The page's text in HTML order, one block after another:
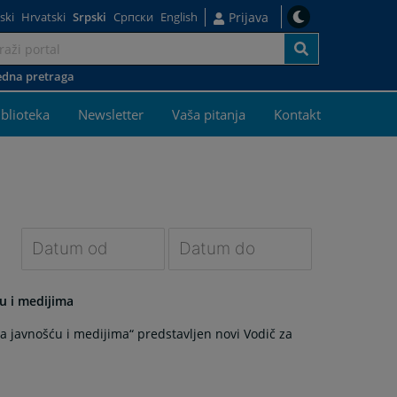
Hrvatski Srpski Српски English Prijava
pretraga
Newsletter Vaša pitanja Kontakt
forward
interact
interact
i medijima
javnošću i medijima“ predstavljen novi Vodič za